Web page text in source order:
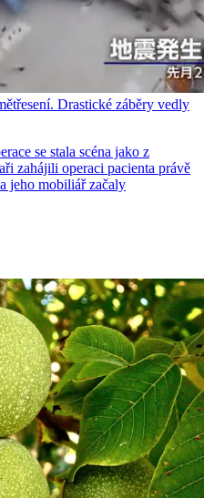
Drastické záběry vedly
se stala scéna jako z
zahájili operaci pacienta právě
jeho mobiliář začaly